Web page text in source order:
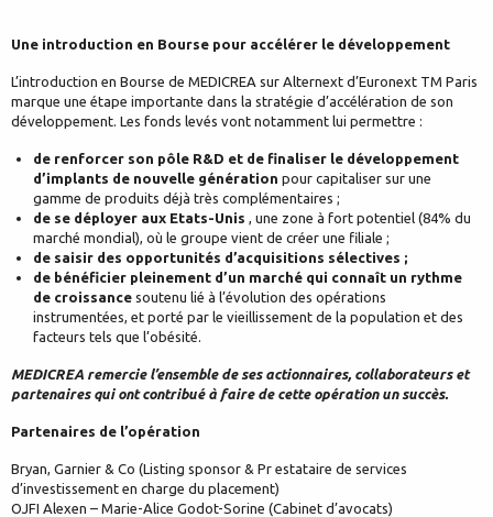
Une introduction en Bourse pour accélérer le développement
L’introduction en Bourse de MEDICREA sur Alternext d’Euronext TM Paris
marque une étape importante dans la stratégie d’accélération de son
développement. Les fonds levés vont notamment lui permettre :
de renforcer son pôle R&D et de finaliser le développement
d’implants de nouvelle génération pour capitaliser sur une
gamme de produits déjà très complémentaires ;
de se déployer aux Etats-Unis , une zone à fort potentiel (84% du
marché mondial), où le groupe vient de créer une filiale ;
de saisir des opportunités d’acquisitions sélectives ;
de bénéficier pleinement d’un marché qui connaît un rythme
de croissance soutenu lié à l’évolution des opérations
instrumentées, et porté par le vieillissement de la population et des
facteurs tels que l’obésité.
MEDICREA remercie l’ensemble de ses actionnaires, collaborateurs et
partenaires qui ont contribué à faire de cette opération un succès.
Partenaires de l’opération
Bryan, Garnier & Co (Listing sponsor & Pr estataire de services
d’investissement en charge du placement)
OJFI Alexen – Marie-Alice Godot-Sorine (Cabinet d’avocats)